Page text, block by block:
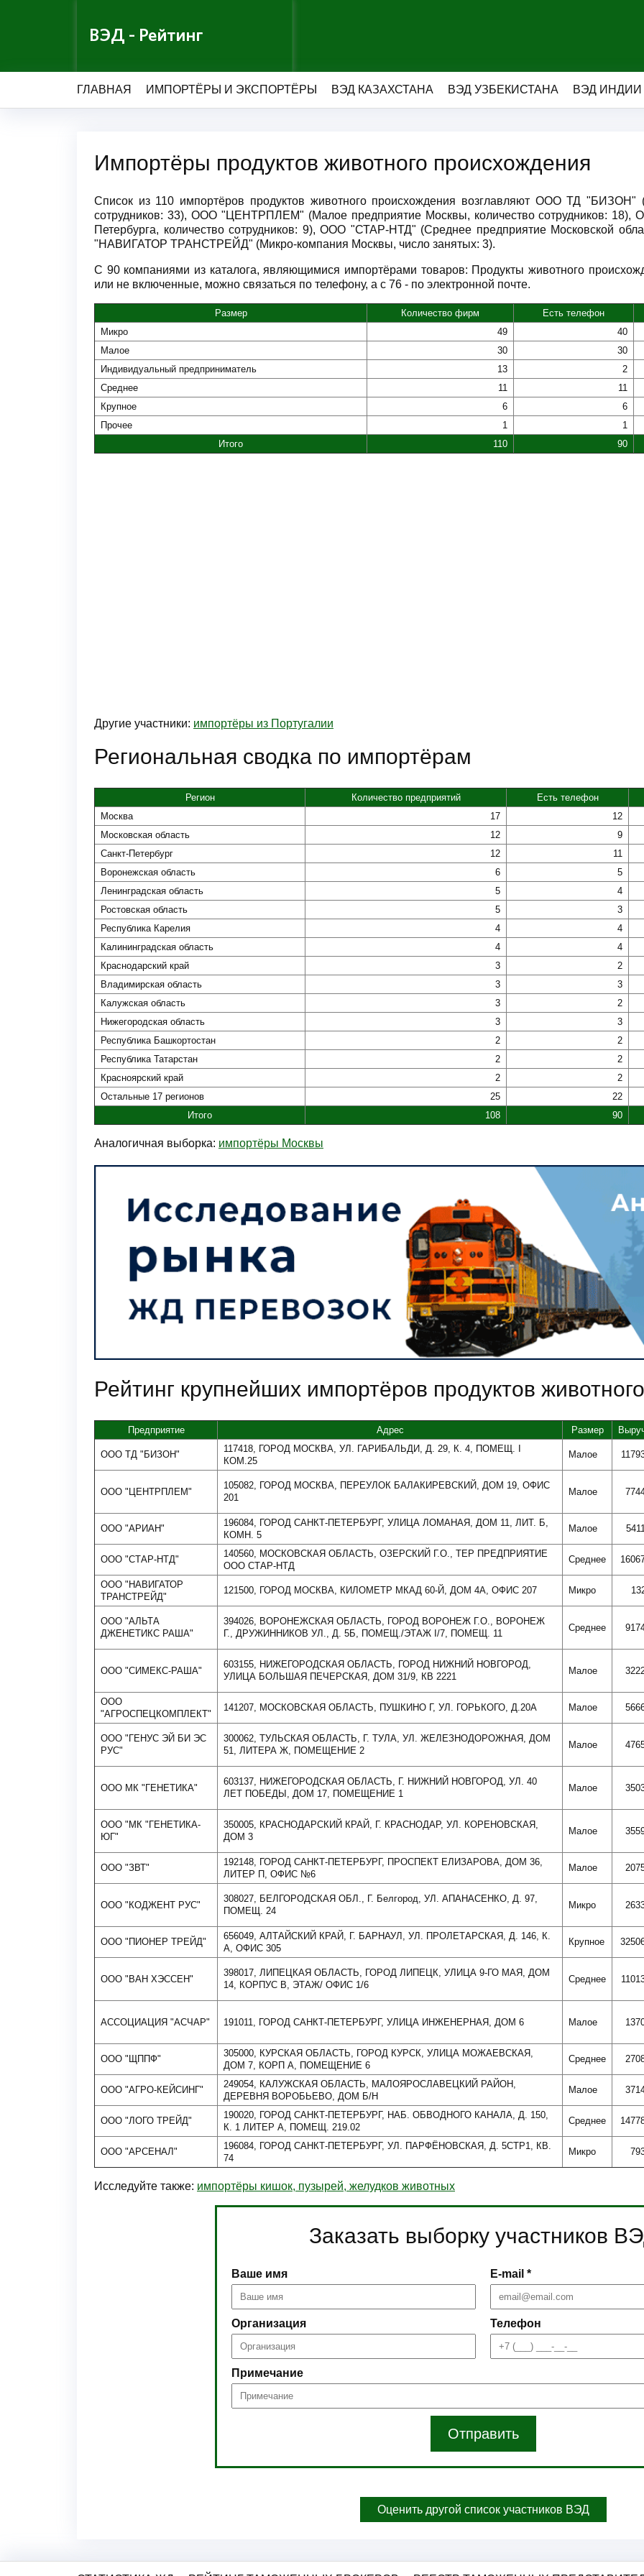
ВЭД - Рейтинг
ГЛАВНАЯ ИМПОРТЁРЫ И ЭКСПОРТЁРЫ ВЭД КАЗАХСТАНА ВЭД УЗБЕКИСТАНА ВЭД ИНДИИ
Импортёры продуктов животного происхождения
Список из 110 импортёров продуктов животного происхождения возглавляют ООО ТД "БИЗОН"
сотрудников: 33), ООО "ЦЕНТРПЛЕМ" (Малое предприятие Москвы, количество сотрудников:
Петербурга, количество сотрудников: 9), ООО "СТАР-НТД" (Среднее предприятие Московской
"НАВИГАТОР ТРАНСТРЕЙД" (Микро-компания Москвы, число занятых: 3).
С 90 компаниями из каталога, являющимися импортёрами товаров: Продукты животного
или не включенные, можно связаться по телефону, а с 76 - по электронной почте.
Размер Количество фирм
Есть телефон
Микро
49
40
Малое
30
30
Индивидуальный предприниматель
13
2
Среднее
11
11
Крупное
6
6
Прочее
1
1
Итого
110 90
Другие участники: импортёры из Португалии
Региональная сводка по импортёрам
Регион Количество предприятий
Есть телефон
Москва
17
12
Московская область
12
9
Санкт-Петербург
12
11
Воронежская область
6
5
Ленинградская область
5
4
Ростовская область
5
3
Республика Карелия
4
4
Калининградская область
4
4
Краснодарский край
3
2
Владимирская область
3
3
Калужская область
3
2
Нижегородская область
3
3
Республика Башкортостан
2
2
Республика Татарстан
2
2
Красноярский край
2
2
Остальные 17 регионов
25
22
Итого
108 90
Аналогичная выборка: импортёры Москвы
Рейтинг крупнейших импортёров продуктов
Предприятие Адрес Размер
ООО ТД "БИЗОН"
117418, ГОРОД МОСКВА, УЛ. ГАРИБАЛЬДИ, Д. 29, К. 4, ПОМЕЩ. I
КОМ.25
Малое
ООО "ЦЕНТРПЛЕМ"
105082, ГОРОД МОСКВА, ПЕРЕУЛОК БАЛАКИРЕВСКИЙ, ДОМ 19, ОФИС
201
Малое
ООО "АРИАН"
196084, ГОРОД САНКТ-ПЕТЕРБУРГ, УЛИЦА ЛОМАНАЯ, ДОМ 11, ЛИТ. Б,
КОМН. 5
Малое
ООО "СТАР-НТД"
140560, МОСКОВСКАЯ ОБЛАСТЬ, ОЗЕРСКИЙ Г.О., ТЕР ПРЕДПРИЯТИЕ
ООО СТАР-НТД
Среднее
ООО "НАВИГАТОР
ТРАНСТРЕЙД"
121500, ГОРОД МОСКВА, КИЛОМЕТР МКАД 60-Й, ДОМ 4А, ОФИС 207 Микро
ООО "АЛЬТА
ДЖЕНЕТИКС РАША"
394026, ВОРОНЕЖСКАЯ ОБЛАСТЬ, ГОРОД ВОРОНЕЖ Г.О., ВОРОНЕЖ
Г., ДРУЖИННИКОВ УЛ., Д. 5Б, ПОМЕЩ./ЭТАЖ I/7, ПОМЕЩ. 11
Среднее
ООО "СИМЕКС-РАША"
603155, НИЖЕГОРОДСКАЯ ОБЛАСТЬ, ГОРОД НИЖНИЙ НОВГОРОД,
УЛИЦА БОЛЬШАЯ ПЕЧЕРСКАЯ, ДОМ 31/9, КВ 2221
Малое
ООО
"АГРОСПЕЦКОМПЛЕКТ"
141207, МОСКОВСКАЯ ОБЛАСТЬ, ПУШКИНО Г, УЛ. ГОРЬКОГО, Д.20А Малое
ООО "ГЕНУС ЭЙ БИ ЭС
РУС"
300062, ТУЛЬСКАЯ ОБЛАСТЬ, Г. ТУЛА, УЛ. ЖЕЛЕЗНОДОРОЖНАЯ, ДОМ
51, ЛИТЕРА Ж, ПОМЕЩЕНИЕ 2
Малое
ООО МК "ГЕНЕТИКА"
603137, НИЖЕГОРОДСКАЯ ОБЛАСТЬ, Г. НИЖНИЙ НОВГОРОД, УЛ. 40
ЛЕТ ПОБЕДЫ, ДОМ 17, ПОМЕЩЕНИЕ 1
Малое
ООО "МК "ГЕНЕТИКА-
ЮГ"
350005, КРАСНОДАРСКИЙ КРАЙ, Г. КРАСНОДАР, УЛ. КОРЕНОВСКАЯ,
ДОМ 3
Малое
ООО "ЗВТ"
192148, ГОРОД САНКТ-ПЕТЕРБУРГ, ПРОСПЕКТ ЕЛИЗАРОВА, ДОМ 36,
ЛИТЕР П, ОФИС №6
Малое
ООО "КОДЖЕНТ РУС"
308027, БЕЛГОРОДСКАЯ ОБЛ., Г. Белгород, УЛ. АПАНАСЕНКО, Д. 97,
ПОМЕЩ. 24
Микро
ООО "ПИОНЕР ТРЕЙД"
656049, АЛТАЙСКИЙ КРАЙ, Г. БАРНАУЛ, УЛ. ПРОЛЕТАРСКАЯ, Д. 146, К.
А, ОФИС 305
Крупное
ООО "ВАН ХЭССЕН"
398017, ЛИПЕЦКАЯ ОБЛАСТЬ, ГОРОД ЛИПЕЦК, УЛИЦА 9-ГО МАЯ, ДОМ
14, КОРПУС В, ЭТАЖ/ ОФИС 1/6
Среднее
АССОЦИАЦИЯ "АСЧАР" 191011, ГОРОД САНКТ-ПЕТЕРБУРГ, УЛИЦА ИНЖЕНЕРНАЯ, ДОМ 6 Малое
ООО "ЩППФ"
305000, КУРСКАЯ ОБЛАСТЬ, ГОРОД КУРСК, УЛИЦА МОЖАЕВСКАЯ,
ДОМ 7, КОРП А, ПОМЕЩЕНИЕ 6
Среднее
ООО "АГРО-КЕЙСИНГ"
249054, КАЛУЖСКАЯ ОБЛАСТЬ, МАЛОЯРОСЛАВЕЦКИЙ РАЙОН,
ДЕРЕВНЯ ВОРОБЬЕВО, ДОМ Б/Н
Малое
ООО "ЛОГО ТРЕЙД"
190020, ГОРОД САНКТ-ПЕТЕРБУРГ, НАБ. ОБВОДНОГО КАНАЛА, Д. 150,
К. 1 ЛИТЕР А, ПОМЕЩ. 219.02
Среднее
ООО "АРСЕНАЛ"
196084, ГОРОД САНКТ-ПЕТЕРБУРГ, УЛ. ПАРФЁНОВСКАЯ, Д. 5СТР1, КВ.
74
Микро
Исследуйте также: импортёры кишок, пузырей, желудков животных
Заказать выборку участников
Ваше имя E-mail *
Организация Телефон
Примечание
Отправить
Оценить другой список участников ВЭД